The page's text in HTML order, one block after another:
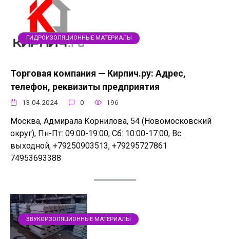
ГИДРОИЗОЛЯЦИОННЫЕ МАТЕРИАЛЫ
Торговая компания — Кирпич.ру: Адрес,
телефон, реквизиты предприятия
13.04.2024 0 196
Москва, Адмирала Корнилова, 54 (Новомосковский
округ), Пн-Пт: 09:00-19:00, Сб: 10:00-17:00, Вс:
выходной, +79250903513, +79295727861
74953693388
ЗВУКОИЗОЛЯЦИОННЫЕ МАТЕРИАЛЫ